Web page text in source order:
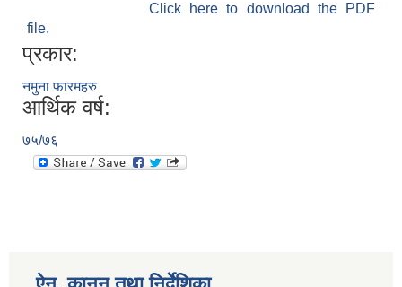
Click here to download the PDF
file.
प्रकार:
नमुना फारमहरु
आर्थिक वर्ष:
७५/७६